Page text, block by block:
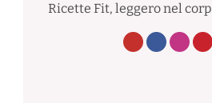
Ricette Fit, leggero nel